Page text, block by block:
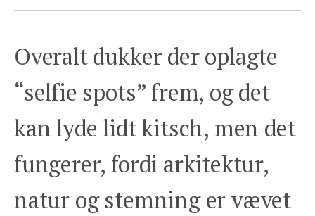
Overalt dukker der oplagte
“selfie spots” frem, og det
kan lyde lidt kitsch, men det
fungerer, fordi arkitektur,
natur og stemning er vævet